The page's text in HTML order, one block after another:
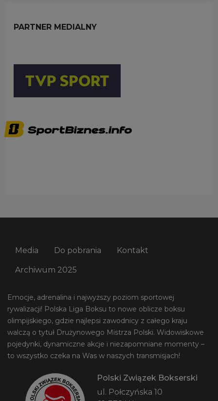
PARTNER MEDIALNY
Media Do pobrania Kontakt
Archiwum 2025
Emocje, adrenalina i najwyższy poziom sportowej
rywalizacji! Polska Liga Boksu to nowe oblicze boksu
olimpijskiego, gdzie najlepsi zawodnicy z całego kraju
walczą o tytuł Drużynowego Mistrza Polski. Widowiskowe
pojedynki, dynamiczne akcje i niezapomniane momenty –
to wszystko czeka na Was w naszych transmisjach!
Polski Związek Bokserski
ul. Połczyńska 10